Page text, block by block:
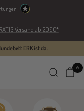
Versand ab 200€*
ERK ist da.
0